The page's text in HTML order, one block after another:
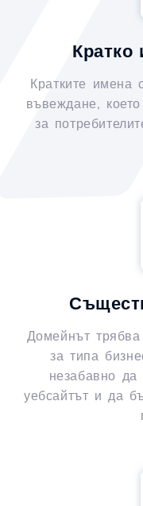
Кратко
Кратките имена
въвеждане,
за
Домейнът
за типа
незабавно да
уебсайтът и да